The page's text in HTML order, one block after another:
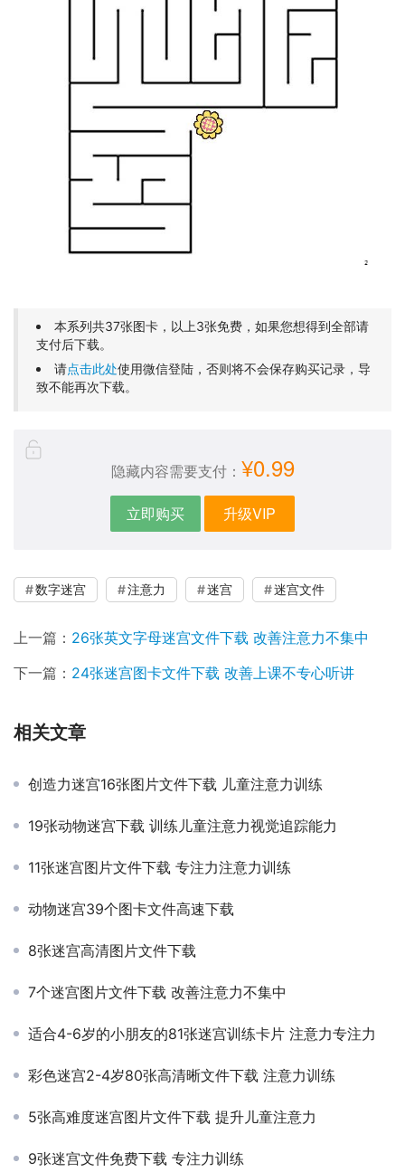
本系列共37张图卡，以上3张免费，如果您想得到全部请
支付后下载。
请点击此处使用微信登陆，否则将不会保存购买记录，导
致不能再次下载。
隐藏内容需要支付： ¥0.99
立即购买 升级VIP
数字迷宫 注意力 迷宫 迷宫文件
上一篇： 26张英文字母迷宫文件下载 改善注意力不集中
下一篇： 24张迷宫图卡文件下载 改善上课不专心听讲
相关文章
创造力迷宫16张图片文件下载 儿童注意力训练
19张动物迷宫下载 训练儿童注意力视觉追踪能力
11张迷宫图片文件下载 专注力注意力训练
动物迷宫39个图卡文件高速下载
8张迷宫高清图片文件下载
7个迷宫图片文件下载 改善注意力不集中
适合4-6岁的小朋友的81张迷宫训练卡片 注意力专注力
彩色迷宫2-4岁80张高清晰文件下载 注意力训练
5张高难度迷宫图片文件下载 提升儿童注意力
9张迷宫文件免费下载 专注力训练